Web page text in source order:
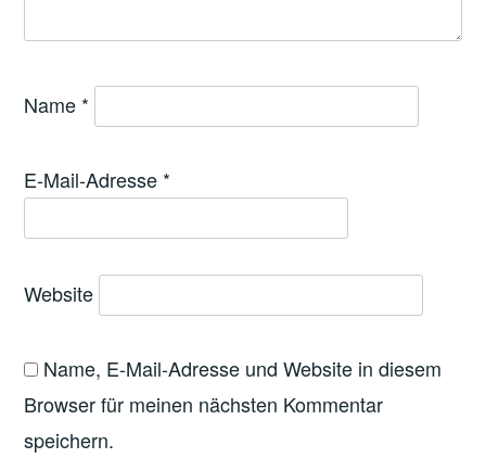
Name *
E-Mail-Adresse *
Website
Name, E-Mail-Adresse und Website in diesem
Browser für meinen nächsten Kommentar
speichern.